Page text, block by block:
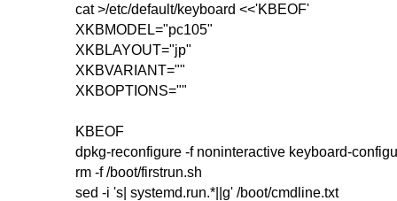
cat >/etc/default/keyboard <<'KBEOF'
XKBMODEL="pc105"
XKBLAYOUT="jp"
XKBVARIANT=""
XKBOPTIONS=""
KBEOF
dpkg-reconfigure -f noninteractive keyboard-
rm -f /boot/firstrun.sh
sed -i 's| systemd.run.*||g' /boot/cmdline.txt